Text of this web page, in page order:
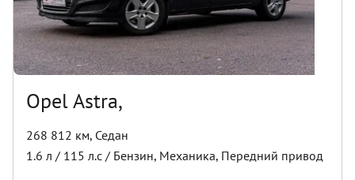
Opel Astra,
268 812 км, Седан
1.6 л / 115 л.с / Бензин, Механика, Передний привод